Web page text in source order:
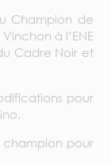
Champion de
à l’ENE
Cadre Noir et
pour
champion pour